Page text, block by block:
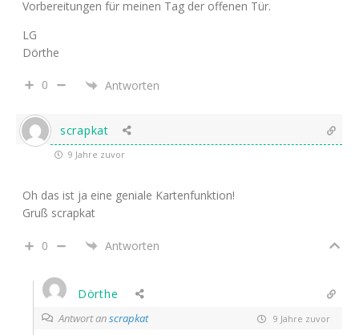
Vorbereitungen für meinen Tag der offenen Tür.
LG
Dörthe
0 Antworten
scrapkat
9 Jahre zuvor
Oh das ist ja eine geniale Kartenfunktion!
Gruß scrapkat
0 Antworten
Dörthe
Antwort anscrapkat 9 Jahre zuvor